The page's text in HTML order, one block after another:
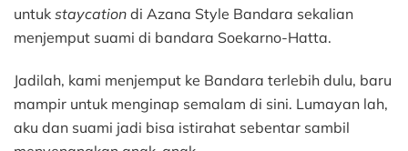
Anak
Puas
Pesawat
untuk staycation di Azana Style Bandara sekalian
menjemput suami di bandara Soekarno-Hatta.
Jadilah, kami menjemput ke Bandara terlebih dulu, baru
mampir untuk menginap semalam di sini. Lumayan lah,
aku dan suami jadi bisa istirahat sebentar sambil